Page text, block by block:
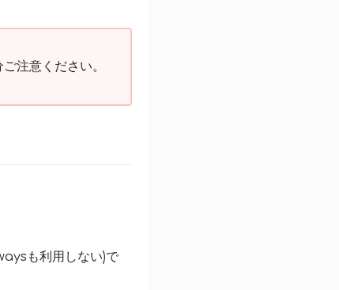
注意ください。
も利用しない)で